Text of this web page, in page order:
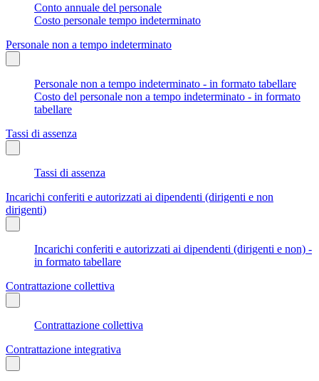
Conto annuale del personale
Costo personale tempo indeterminato
Personale non a tempo indeterminato
Personale non a tempo indeterminato - in formato tabellare
Costo del personale non a tempo indeterminato - in formato
tabellare
Tassi di assenza
Tassi di assenza
Incarichi conferiti e autorizzati ai dipendenti (dirigenti e non
dirigenti)
Incarichi conferiti e autorizzati ai dipendenti (dirigenti e non) -
in formato tabellare
Contrattazione collettiva
Contrattazione collettiva
Contrattazione integrativa